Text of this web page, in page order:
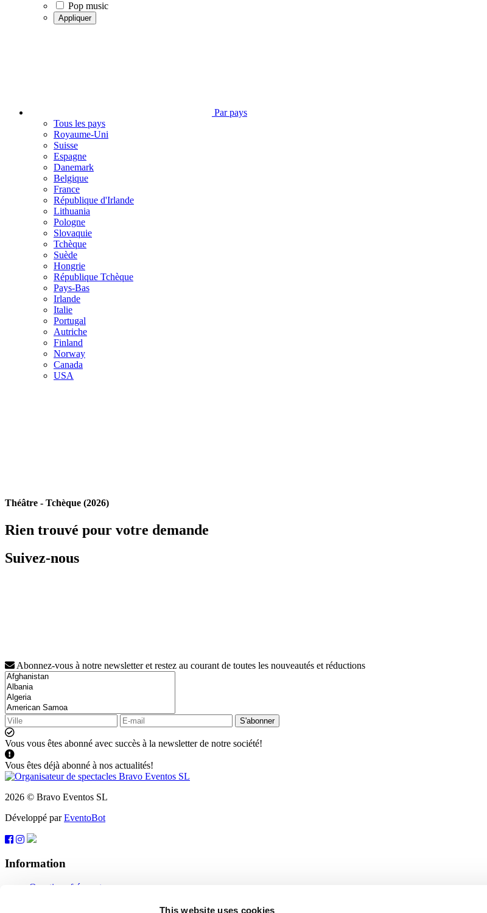
This website uses cookies
Pop music
Appliquer
Par pays
Tous les pays
Royaume-Uni
Suisse
Espagne
Danemark
Belgique
France
République d'Irlande
Lithuania
Pologne
Slovaquie
Tchèque
Suède
Hongrie
République Tchèque
Pays-Bas
Irlande
Italie
Portugal
Autriche
Finland
Norway
Canada
USA
Théâtre - Tchèque (2026)
Rien trouvé pour votre demande
Suivez-nous
Abonnez-vous à notre newsletter et restez au courant de toutes les nouveautés et réductions
S'abonner
Vous vous êtes abonné avec succès à la newsletter de notre société!
Vous êtes déjà abonné à nos actualités!
2026 © Bravo Eventos SL
Développé parEventoBot
Information
Questions fréquentes